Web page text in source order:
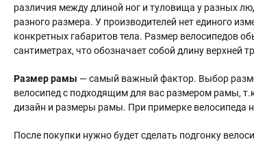
различия между длиной ног и туловища у разных
разного размера. У производителей нет единого
конкретных габаритов тела. Размер велосипедов
сантиметрах, что обозначает собой длину верхней
Размер рамы — самый важный фактор. Выбор
велосипед с подходящим для вас размером рамы,
дизайн и размеры рамы. При примерке велосипеда
После покупки нужно будет сделать подгонку